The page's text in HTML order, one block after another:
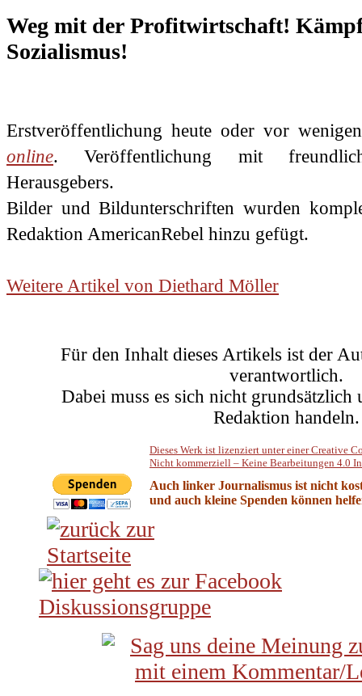
Weg mit der Profitwirtschaft!
Sozialismus!
Erstveröffentlichung heute oder vor
online. Veröffentlichung mit
Herausgebers.
Bilder und Bildunterschriften wurden
Redaktion AmericanRebel hinzu gefügt.
Weitere Artikel von Diethard Möller
Für den Inhalt dieses Artikels ist der
verantwortlich.
Dabei muss es sich nicht
Redaktion handeln.
Dieses Werk ist lizenziert unter einer Creative
Nicht kommerziell – Keine Bearbeitungen 4.0
Auch linker Journalismus ist nicht
und auch kleine Spenden können